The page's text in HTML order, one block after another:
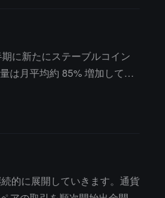
に新たにステーブルコイン
は月平均約 85% 増加してい
を提供しており、Binance
的に展開していきます。通貨